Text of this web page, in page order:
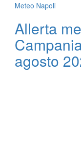
Meteo Napoli
Allerta
agosto